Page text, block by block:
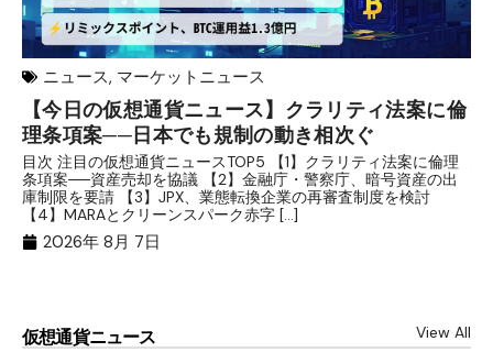
ニュース, マーケットニュース
【今日の仮想通貨ニュース】クラリティ法案に倫
理条項案──日本でも規制の動き相次ぐ
目次 注目の仮想通貨ニュースTOP5 【1】クラリティ法案に倫理
条項案──資産売却を協議 【2】金融庁・警察庁、暗号資産の出
庫制限を要請 【3】JPX、業態転換企業の再審査制度を検討
【4】MARAとクリーンスパーク赤字 […]
2026年 8月 7日
仮想通貨ニュース View All